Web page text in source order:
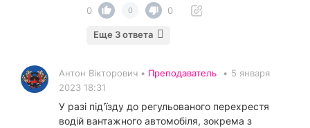
0
0 0
Еще 3 ответа
Антон Вікторович • Преподаватель • 5 января
2023 18:31
У разі під'їзду до регульованого перехрестя
водій вантажного автомобіля, зокрема з